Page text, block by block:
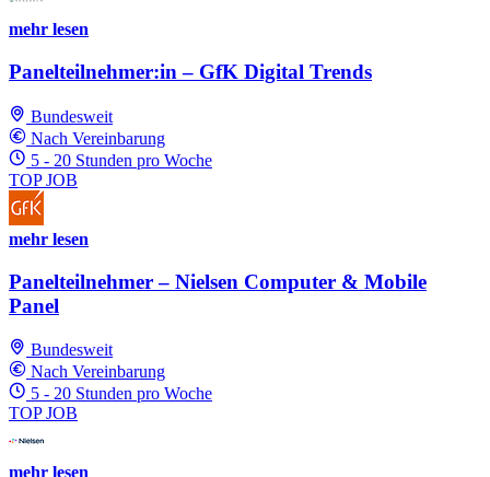
mehr lesen
Panelteilnehmer:in – GfK Digital Trends
Bundesweit
Nach Vereinbarung
5 - 20 Stunden pro Woche
TOP JOB
mehr lesen
Panelteilnehmer – Nielsen Computer & Mobile
Panel
Bundesweit
Nach Vereinbarung
5 - 20 Stunden pro Woche
TOP JOB
mehr lesen